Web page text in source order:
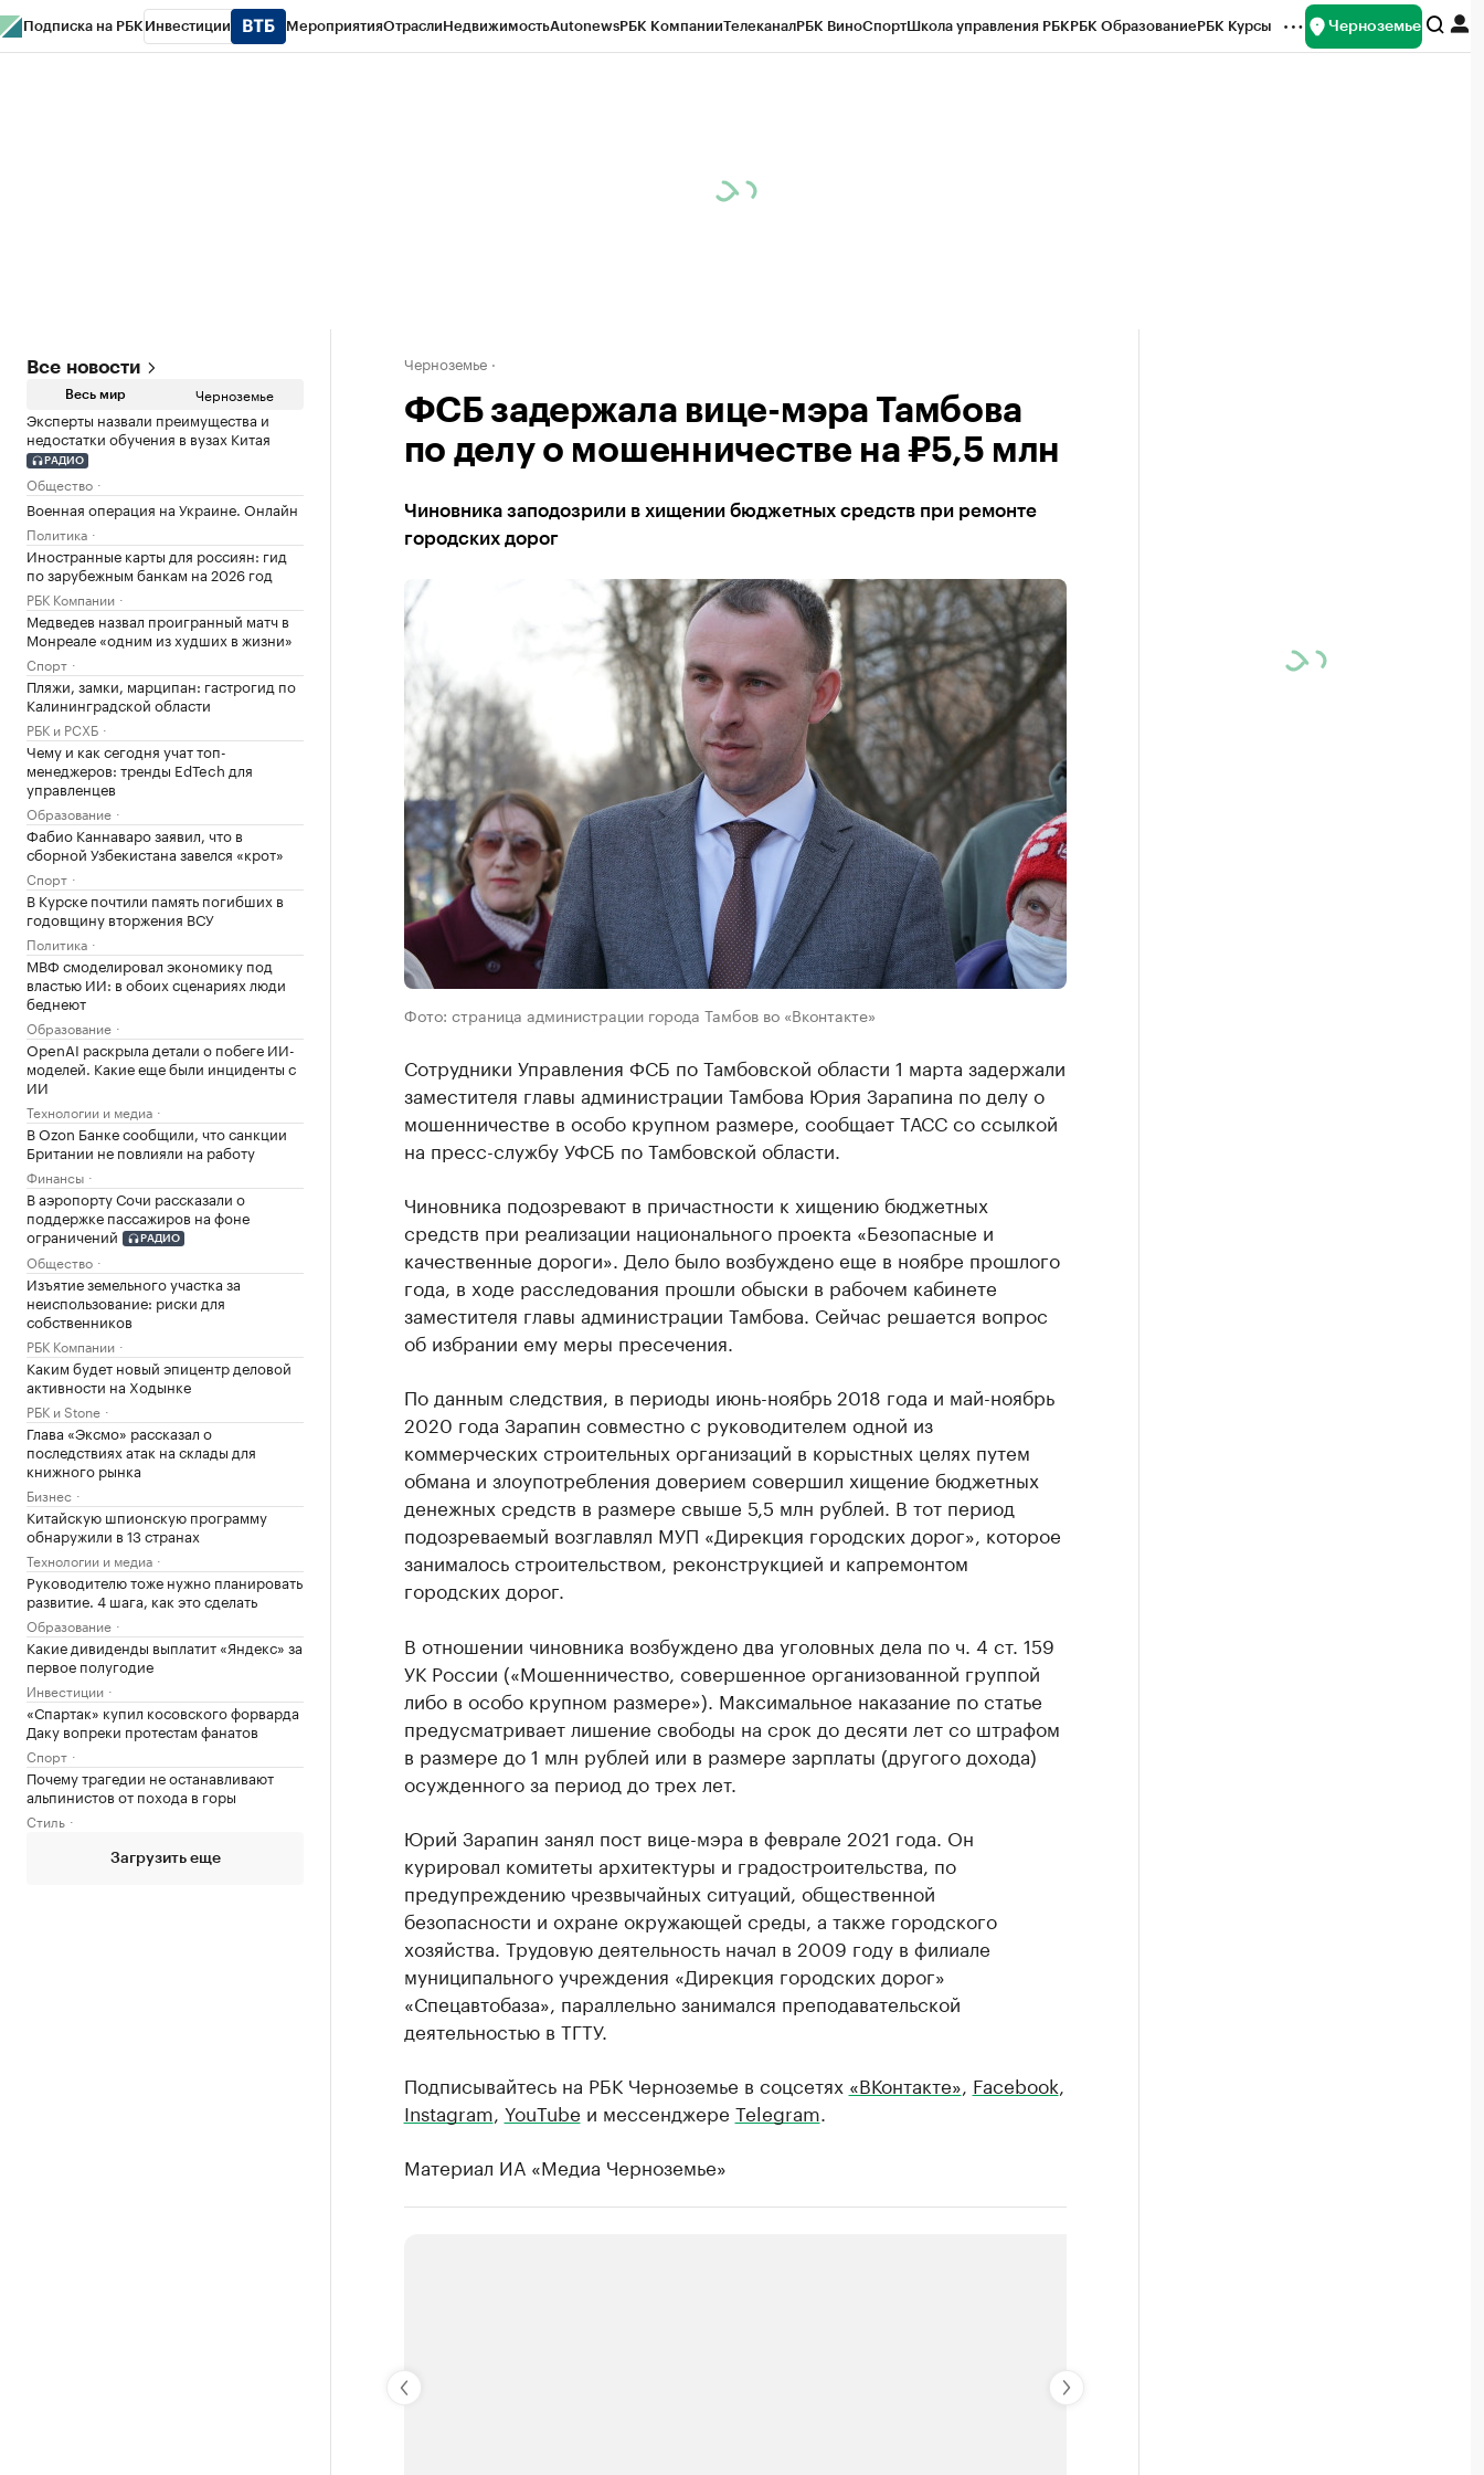
Подписка на РБК Инвестиции МероприятияОтраслиНедвижимостьAutonewsРБК КомпанииТелеканалРБК ВиноСпортШкола управления РБКРБК ОбразованиеРБК Курсы Черноземье
Все новости
Весь мир Черноземье
Эксперты назвали преимущества и
недостатки обучения в вузах Китая
РАДИО
Общество
Военная операция на Украине. Онлайн
Политика
Иностранные карты для россиян: гид
по зарубежным банкам на 2026 год
РБК Компании
Медведев назвал проигранный матч в
Монреале «одним из худших в жизни»
Спорт
Пляжи, замки, марципан: гастрогид по
Калининградской области
РБК и РСХБ
Чему и как сегодня учат топ-
менеджеров: тренды EdTech для
управленцев
Образование
Фабио Каннаваро заявил, что в
сборной Узбекистана завелся «крот»
Спорт
В Курске почтили память погибших в
годовщину вторжения ВСУ
Политика
МВФ смоделировал экономику под
властью ИИ: в обоих сценариях люди
беднеют
Образование
OpenAI раскрыла детали о побеге ИИ-
моделей. Какие еще были инциденты с
ИИ
Технологии и медиа
В Ozon Банке сообщили, что санкции
Британии не повлияли на работу
Финансы
В аэропорту Сочи рассказали о
поддержке пассажиров на фоне
ограничений
РАДИО
Общество
Изъятие земельного участка за
неиспользование: риски для
собственников
РБК Компании
Каким будет новый эпицентр деловой
активности на Ходынке
РБК и Stone
Глава «Эксмо» рассказал о
последствиях атак на склады для
книжного рынка
Бизнес
Китайскую шпионскую программу
обнаружили в 13 странах
Технологии и медиа
Руководителю тоже нужно планировать
развитие. 4 шага, как это сделать
Образование
Какие дивиденды выплатит «Яндекс» за
первое полугодие
Инвестиции
«Спартак» купил косовского форварда
Даку вопреки протестам фанатов
Спорт
Почему трагедии не останавливают
альпинистов от похода в горы
Стиль
Загрузить еще
Черноземье
ФСБ задержала вице-мэра Тамбова
по делу о мошенничестве на ₽5,5 млн
Чиновника заподозрили в хищении бюджетных средств при ремонте
городских дорог
Фото: страница администрации города Тамбов во «Вконтакте»
Сотрудники Управления ФСБ по Тамбовской области 1 марта задержали
заместителя главы администрации Тамбова Юрия Зарапина по делу о
мошенничестве в особо крупном размере, сообщает ТАСС со ссылкой
на пресс-службу УФСБ по Тамбовской области.
Чиновника подозревают в причастности к хищению бюджетных
средств при реализации национального проекта «Безопасные и
качественные дороги». Дело было возбуждено еще в ноябре прошлого
года, в ходе расследования прошли обыски в рабочем кабинете
заместителя главы администрации Тамбова. Сейчас решается вопрос
об избрании ему меры пресечения.
По данным следствия, в периоды июнь-ноябрь 2018 года и май-ноябрь
2020 года Зарапин совместно с руководителем одной из
коммерческих строительных организаций в корыстных целях путем
обмана и злоупотребления доверием совершил хищение бюджетных
денежных средств в размере свыше 5,5 млн рублей. В тот период
подозреваемый возглавлял МУП «Дирекция городских дорог», которое
занималось строительством, реконструкцией и капремонтом
городских дорог.
В отношении чиновника возбуждено два уголовных дела по ч. 4 ст. 159
УК России («Мошенничество, совершенное организованной группой
либо в особо крупном размере»). Максимальное наказание по статье
предусматривает лишение свободы на срок до десяти лет со штрафом
в размере до 1 млн рублей или в размере зарплаты (другого дохода)
осужденного за период до трех лет.
Юрий Зарапин занял пост вице-мэра в феврале 2021 года. Он
курировал комитеты архитектуры и градостроительства, по
предупреждению чрезвычайных ситуаций, общественной
безопасности и охране окружающей среды, а также городского
хозяйства. Трудовую деятельность начал в 2009 году в филиале
муниципального учреждения «Дирекция городских дорог»
«Спецавтобаза», параллельно занимался преподавательской
деятельностью в ТГТУ.
Подписывайтесь на РБК Черноземье в соцсетях «ВКонтакте» Facebook
Instagram YouTube и мессенджере Telegram
Материал ИА «Медиа Черноземье»